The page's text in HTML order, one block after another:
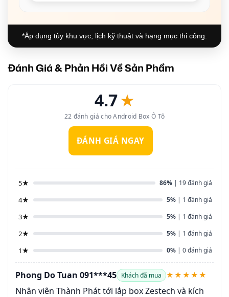
*Áp dụng tùy khu vực, lịch kỹ thuật và hạng mục thi công.
Đánh Giá & Phản Hồi Về Sản Phẩm
4.7★
22 đánh giá cho Android Box Ô Tô
ĐÁNH GIÁ NGAY
5★ 86% | 19 đánh giá
4★ 5% | 1 đánh giá
3★ 5% | 1 đánh giá
2★ 5% | 1 đánh giá
1★ 0% | 0 đánh giá
Phong Do Tuan 091***45 Khách đã mua ★★★★★
Nhân viên Thành Phát tới lắp box Zestech và kích